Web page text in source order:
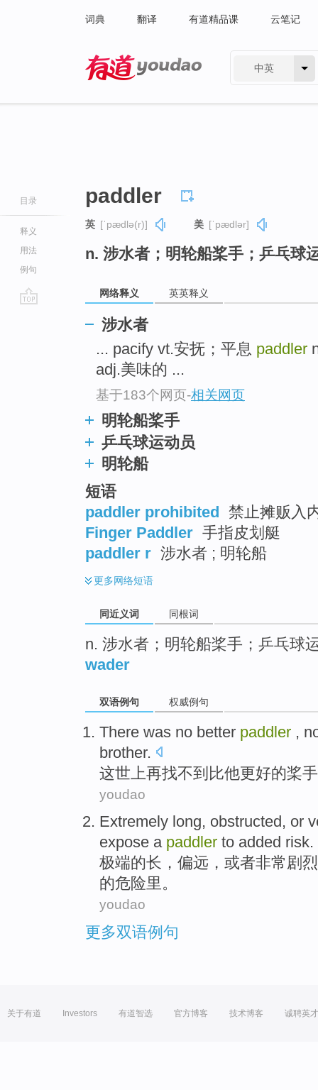
词典 翻译 有道精品课 云笔记
中英
目录
释义
用法
例句
paddler
英 [ˈpædlə(r)] 美 [ˈpædlər]
n. 涉水者；明轮船桨手；乒乓球
网络释义 英英释义
涉水者
... pacify vt.安抚；平息 paddler
adj.美味的 ...
基于183个网页-相关网页
明轮船桨手
乒乓球运动员
明轮船
短语
paddler prohibited 禁止摊贩入
Finger Paddler 手指皮划艇
paddler r 涉水者 ; 明轮船
更多网络短语
同近义词 同根词
n. 涉水者；明轮船桨手；乒乓球
wader
双语例句 权威例句
There was no better paddler ,
brother.
这世上再找不到 比他更好的桨
youdao
Extremely long, obstructed , or
expose a paddler to added risk.
极端的长 ， 偏远 ， 或者非常剧烈
的危险里。
youdao
更多双语例句
关于有道 Investors 有道智选 官方博客 技术博客 诚聘英才